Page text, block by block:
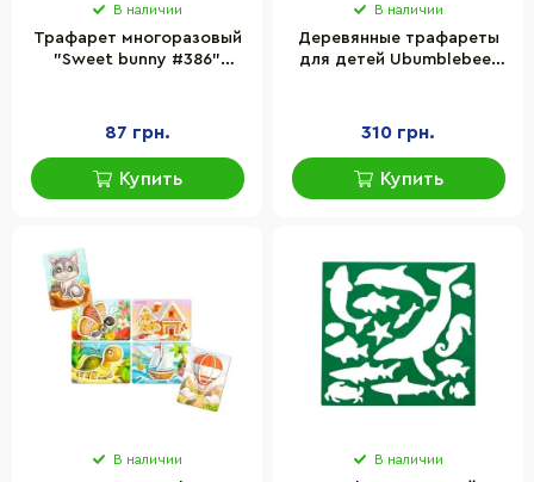
В наличии
Трафарет многоразовый
"Sweet bunny #386"
87 грн.
Купить
В наличии
Деревянные трафареты
для детей Ubumblebees
310 грн.
Купить
В наличии В наличии